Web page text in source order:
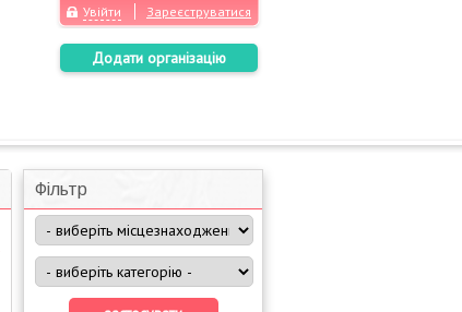
Увійти Зареєструватися
Додати організацію
Фільтр